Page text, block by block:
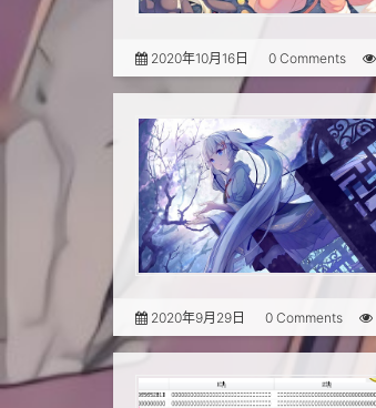
2020年10月16日 0 Comments
2020年9月29日 0 Comments